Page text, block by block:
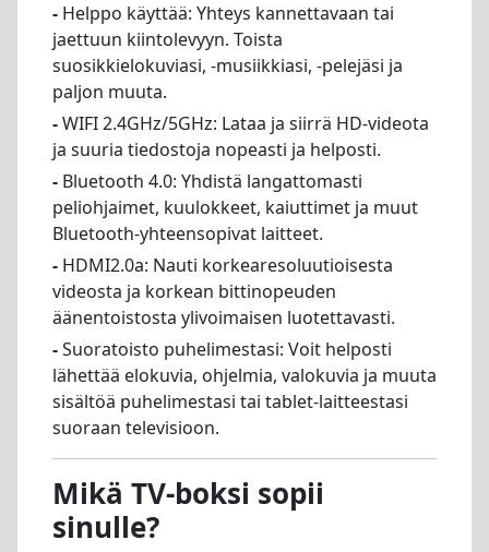
- Helppo käyttää: Yhteys kannettavaan tai
jaettuun kiintolevyyn. Toista
suosikkielokuviasi, -musiikkiasi, -pelejäsi ja
paljon muuta.
-WIFI 2.4GHz/5GHz: Lataa ja siirrä HD-videota
ja suuria tiedostoja nopeasti ja helposti.
- Bluetooth 4.0: Yhdistä langattomasti
peliohjaimet, kuulokkeet, kaiuttimet ja muut
Bluetooth-yhteensopivat laitteet.
- HDMI2.0a: Nauti korkearesoluutioisesta
videosta ja korkean bittinopeuden
äänentoistosta ylivoimaisen luotettavasti.
-Suoratoisto puhelimestasi: Voit helposti
lähettää elokuvia, ohjelmia, valokuvia ja muuta
sisältöä puhelimestasi tai tablet-laitteestasi
suoraan televisioon.
Mikä TV-boksi sopii
sinulle?